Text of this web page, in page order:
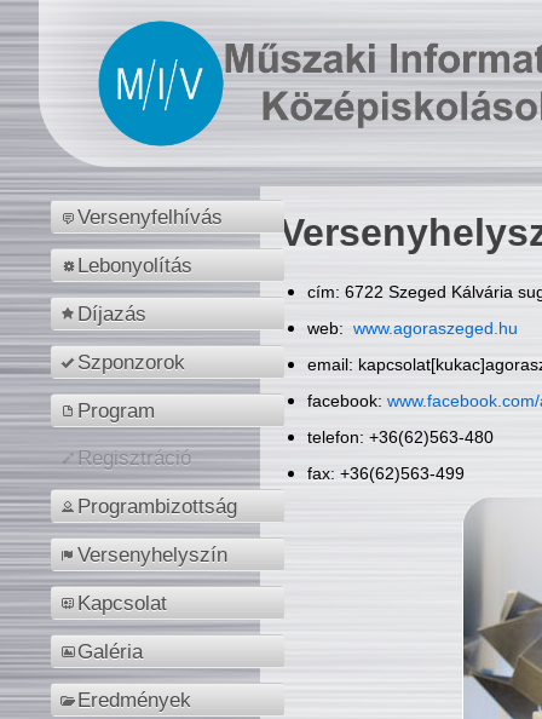
Versenyfelhívás
Lebonyolítás
Díjazás
Szponzorok
Program
Regisztráció
Programbizottság
Versenyhelyszín
Kapcsolat
Galéria
Eredmények
cím: 6722 Szeged Kálvária
web: www.agoraszeged.hu
email:
facebook:
telefon: +36(62)563-480
fax: +36(62)563-499